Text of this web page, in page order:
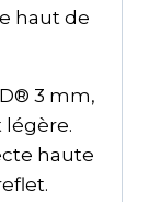
haut de
3 mm,
haute